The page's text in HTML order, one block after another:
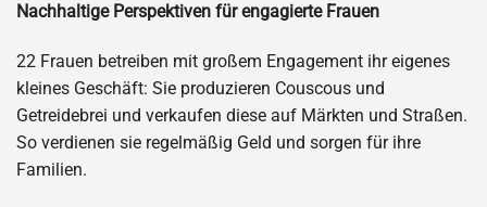
Nachhaltige Perspektiven für engagierte Frauen
22 Frauen betreiben mit großem Engagement ihr eigenes
kleines Geschäft: Sie produzieren Couscous und
Getreidebrei und verkaufen diese auf Märkten und Straßen.
So verdienen sie regelmäßig Geld und sorgen für ihre
Familien.